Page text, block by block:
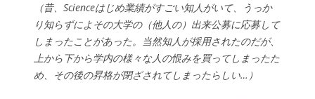
（昔、Scienceはじめ業績がすごい知人がいて、うっか
り知らずによその大学の（他人の）出来公募に応募して
しまったことがあった。当然知人が採用されたのだが、
上から下から学内の様々な人の恨みを買ってしまったた
め、その後の昇格が閉ざされてしまったらしい…）